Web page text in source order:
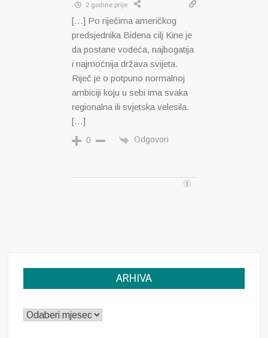
2 godine prije
[…] Po riječima američkog
predsjednika Bidena cilj Kine je
da postane vodeća, najbogatija
i najmoćnija država svijeta.
Riječ je o potpuno normalnoj
ambiciji koju u sebi ima svaka
regionalna ili svjetska velesila.
[…]
0 Odgovori
ARHIVA
ARHIVA